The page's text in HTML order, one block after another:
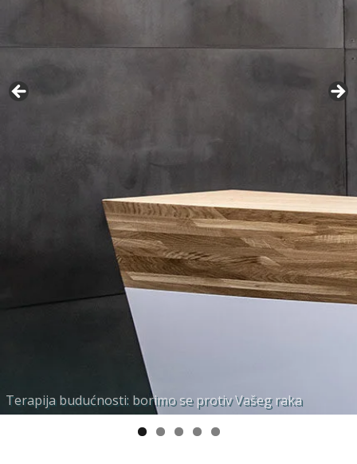
Terapija budućnosti: borimo se protiv Vašeg raka
Molekularna interna radionuklidna terapija
Prilagođeno i personalizirano planiranje terapije
Vrlo specifični biomarkerski ligandi za Vaše potrebe
Individualna podrška međunarodno priznatih stručnjaka